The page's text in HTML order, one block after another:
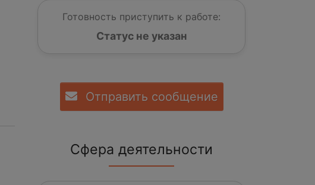
Готовность приступить к работе:
Статус не указан
Отправить сообщение
Сфера деятельности